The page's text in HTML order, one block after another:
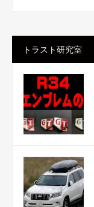
トラスト研究室